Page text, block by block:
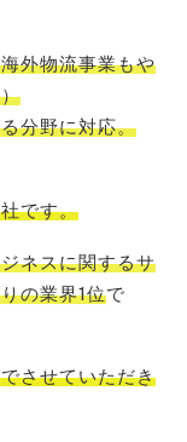
海外物流事業もや
分野に対応。
です。
ネスに関するサ
の業界1位で
させていただき